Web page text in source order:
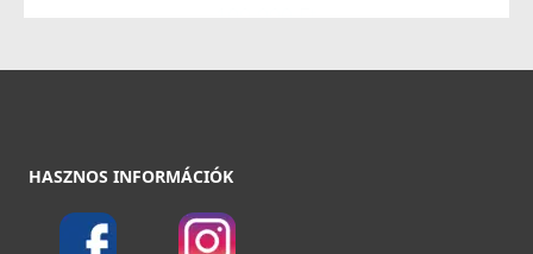
MGKNEV62
119 990 Ft
Részletek
HASZNOS INFORMÁCIÓK